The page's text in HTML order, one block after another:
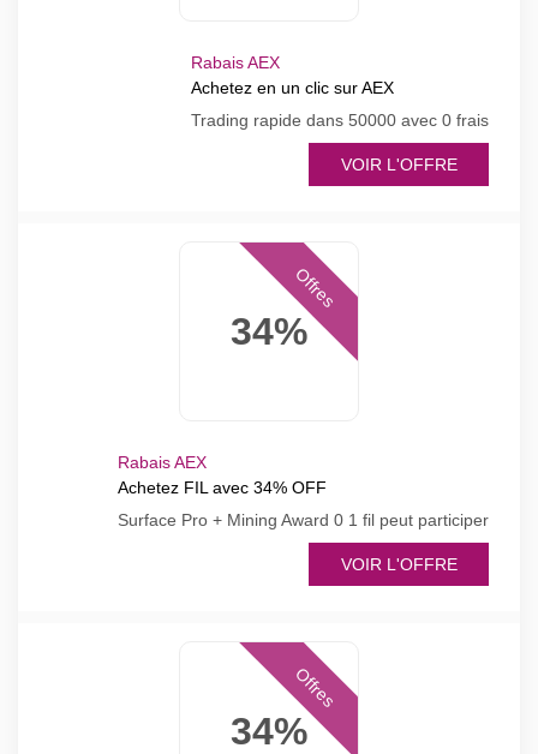
Rabais AEX
Achetez en un clic sur AEX
Trading rapide dans 50000 avec 0 frais
VOIR L'OFFRE
34%
Offres
Rabais AEX
Achetez FIL avec 34% OFF
Surface Pro + Mining Award 0 1 fil peut participer
VOIR L'OFFRE
34%
Offres